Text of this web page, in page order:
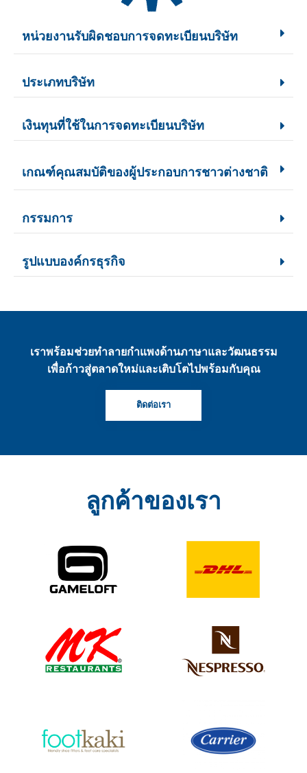
หน่วยงานรับผิดชอบการจดทะเบียนบริษัท
ประเภทบริษัท
เงินทุนที่ใช้ในการจดทะเบียนบริษัท
เกณฑ์คุณสมบัติของผู้ประกอบการชาวต่างชาติ
กรรมการ
รูปแบบองค์กรธุรกิจ
เราพร้อมช่วยทำลายกำแพงด้านภาษาและวัฒนธรรม
เพื่อก้าวสู่ตลาดใหม่และเติบโตไปพร้อมกับคุณ
ติดต่อเรา
ลูกค้าของเรา